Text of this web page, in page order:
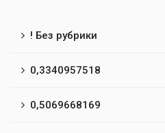
! Без рубрики
0,3340957518
0,5069668169